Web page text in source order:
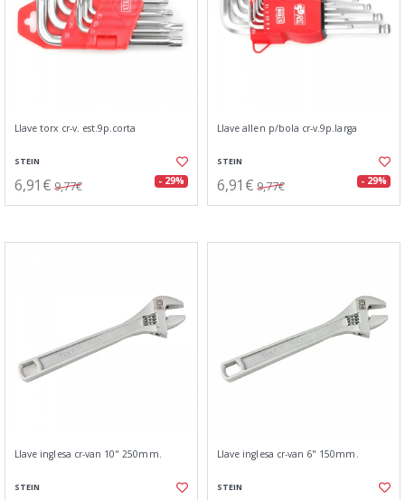
Llave torx cr-v. est.9p.corta
STEIN
6,91€ 9,77€ - 29%
Llave allen p/bola cr-v.9p.larga
STEIN
6,91€ 9,77€ - 29%
Llave inglesa cr-van 10" 250mm.
STEIN
Llave inglesa cr-van 6" 150mm.
STEIN